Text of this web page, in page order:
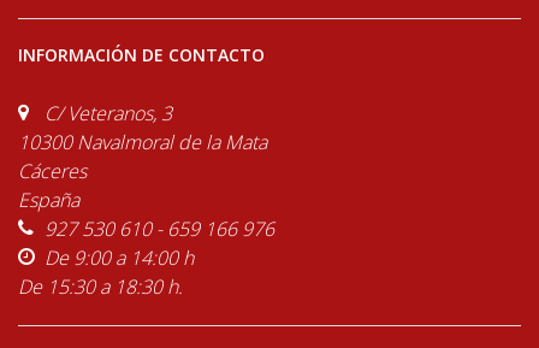
INFORMACIÓN DE CONTACTO
C/ Veteranos, 3
10300 Navalmoral de la Mata
Cáceres
España
927 530 610 - 659 166 976
De 9:00 a 14:00 h
De 15:30 a 18:30 h.